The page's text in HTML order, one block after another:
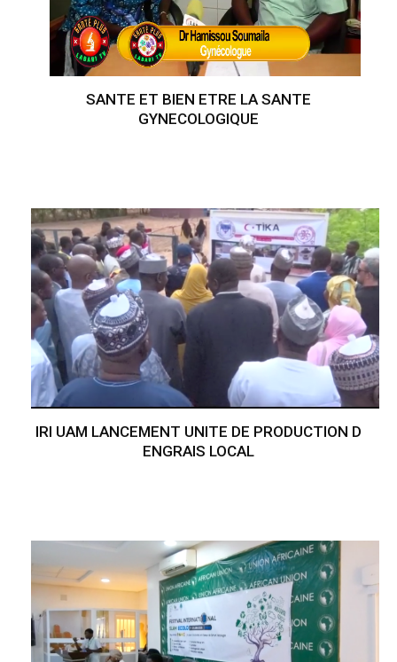
SANTE ET BIEN ETRE LA SANTE
GYNECOLOGIQUE
IRI UAM LANCEMENT UNITE DE PRODUCTION D
ENGRAIS LOCAL